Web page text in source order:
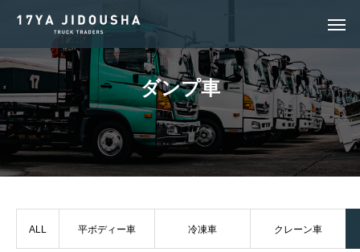
ダンプ車
ALL 平ボディー車 冷凍車 クレーン車